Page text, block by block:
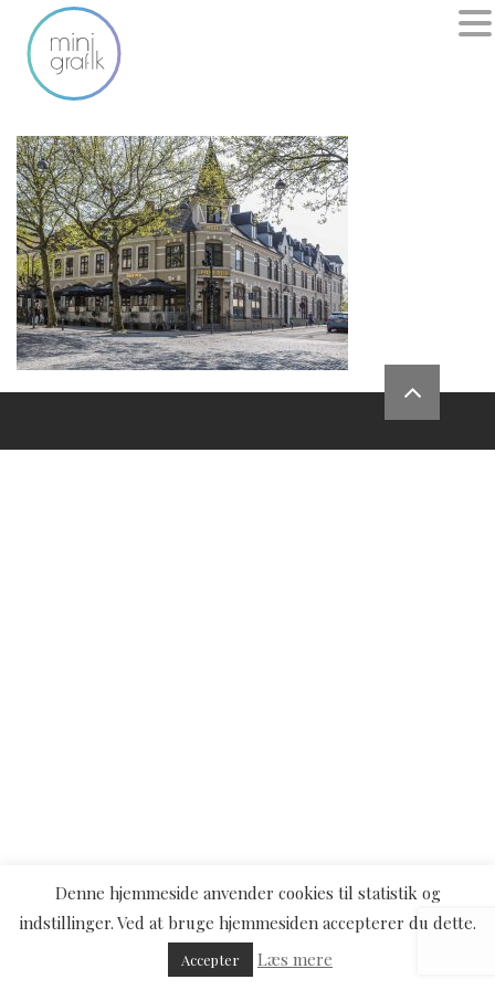
Denne hjemmeside anvender cookies til statistik og
indstillinger. Ved at bruge hjemmesiden accepterer du dette.
Accepter Læs mere